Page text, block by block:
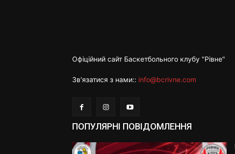
Офіційний сайт Баскетбольного клубу "Рівне"
Зв'язатися з нами:: info@bcrivne.com
ПОПУЛЯРНІ ПОВІДОМЛЕННЯ